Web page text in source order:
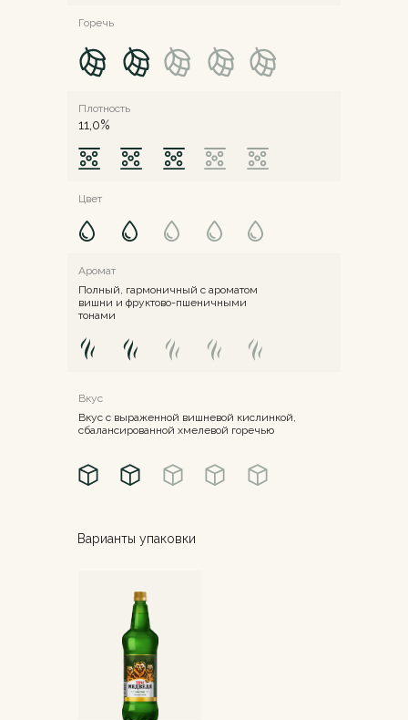
Плотность
Цвет
Аромат
Полный, гармоничный с ароматом
вишни и фруктово-пшеничными
тонами
Вкус
Вкус с выраженной вишневой кислинкой,
сбалансированной хмелевой горечью
Варианты упаковки
11,0%
Горечь